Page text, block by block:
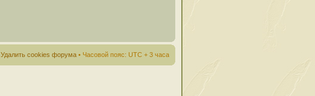
Удалить cookies форума • Часовой пояс: UTC + 3 часа